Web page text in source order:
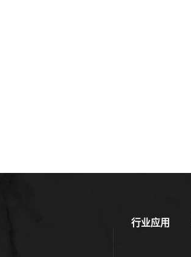
行业应用